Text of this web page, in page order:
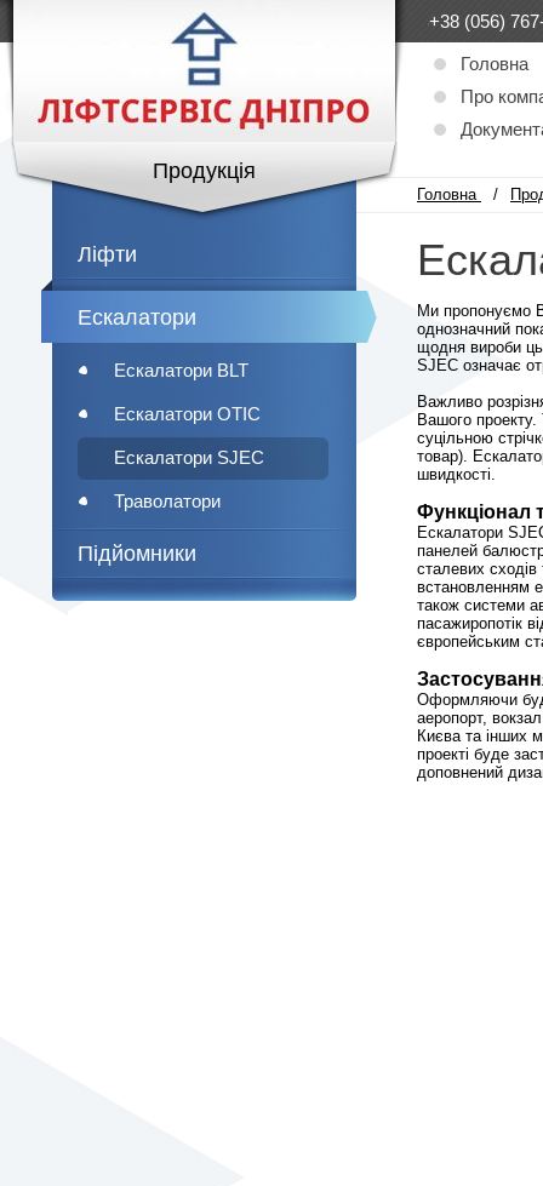
+38 (056)
Головна
Про
Продукція
Ліфти
Ескалатори
Ескалатори BLT
Ескалатори ОТІС
Ескалатори SJEC
Траволатори
Підйомники
Головна /
Ми пропонуємо
однозначний
щодня вироби
SJEC означає
Важливо
Вашого
суцільною
товар).
швидкості.
Функціонал
Ескалатори
панелей
сталевих сходів
встановленням
також системи
пасажиропотік
європейським
Оформляючи
аеропорт,
Києва та інших
проекті буде
доповнений